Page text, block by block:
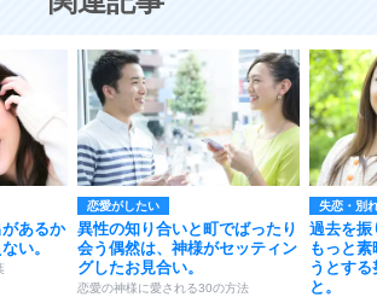
あるか
い。
恋愛がしたい
異性の知り合いと町でばったり
会う偶然は、神様がセッティン
グしたお見合い。
恋愛の神様に愛される30の方法
失恋・別
過去を振
もっと
うとす
と。